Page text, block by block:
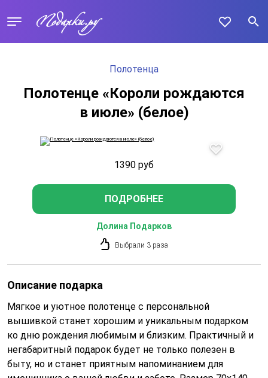
Полотенца
Полотенце «Короли рождаются
в июле» (белое)
1390 руб
ПОДРОБНЕЕ
Долина Подарков
Выбрали 3 раза
Описание подарка
Мягкое и уютное полотенце с персональной
вышивкой станет хорошим и уникальным подарком
ко дню рождения любимым и близким. Практичный и
негабаритный подарок будет не только полезен в
быту, но и станет приятным напоминанием для